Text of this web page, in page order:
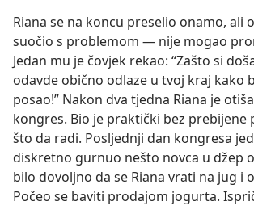
Riana se na koncu preselio onamo, ali
suočio s problemom — nije mogao
Jedan mu je čovjek rekao: “Zašto si
odavde obično odlaze u tvoj kraj kako
posao!” Nakon dva tjedna Riana je
kongres. Bio je praktički bez prebijene
što da radi. Posljednji dan kongresa
diskretno gurnuo nešto novca u džep
bilo dovoljno da se Riana vrati na jug i
Počeo se baviti prodajom jogurta.